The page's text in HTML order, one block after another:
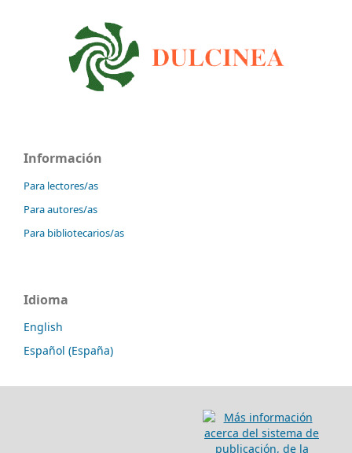
Información
Para lectores/as
Para autores/as
Para bibliotecarios/as
Idioma
English
Español (España)